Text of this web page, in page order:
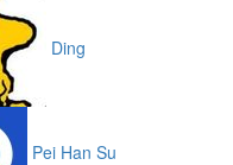
Ding
Pei Han Su